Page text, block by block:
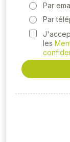
Par
Par
les